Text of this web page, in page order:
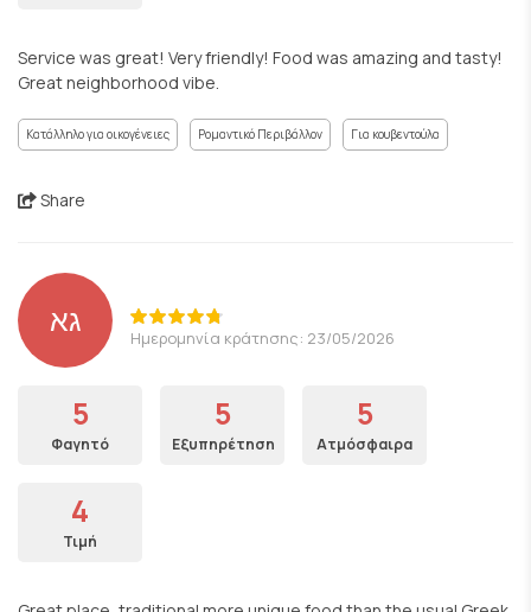
Service was great! Very friendly! Food was amazing and tasty!
Great neighborhood vibe.
Κατάλληλο για οικογένειες Ρομαντικό Περιβάλλον Για κουβεντούλα
Share
גא Ημερομηνία κράτησης: 23/05/2026
5
Φαγητό
5
Εξυπηρέτηση
5
Ατμόσφαιρα
4
Τιμή